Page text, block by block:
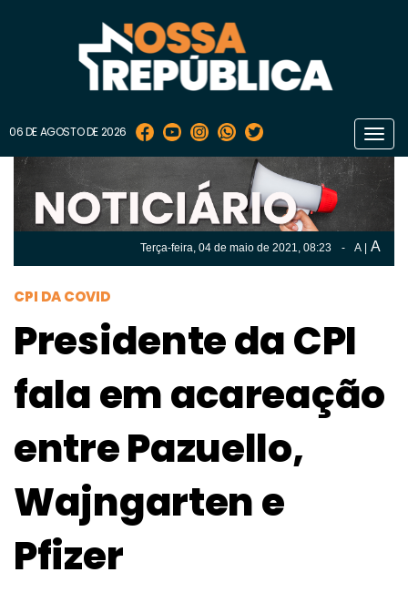
06 DE AGOSTO DE 2026
Terça-feira, 04 de maio de 2021, 08:23 - A A
CPI DA COVID
Presidente da CPI
fala em acareação
entre Pazuello,
Wajngarten e
Pfizer